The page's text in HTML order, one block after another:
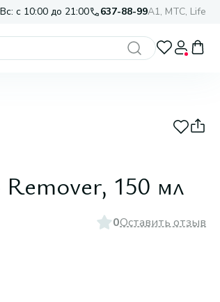
с 10:00 до 21:00 637-88-99A1, МТС, Life
150 мл
0Оставить отзыв